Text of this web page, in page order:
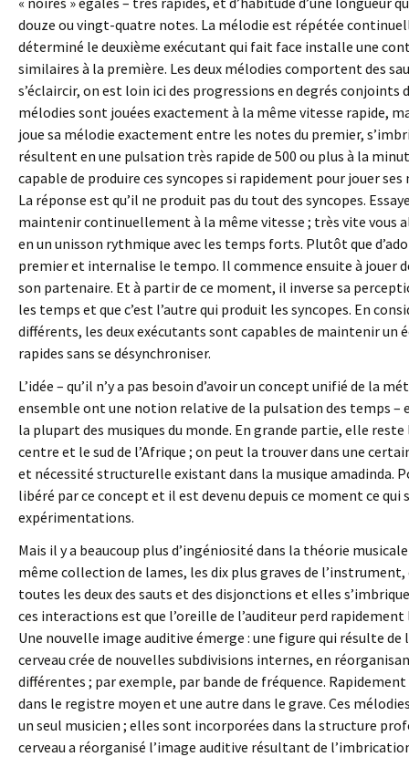
douze ou vingt-quatre notes. La mélodie est répétée
déterminé le deuxième exécutant qui fait face installe une
similaires à la première. Les deux mélodies comportent des
s’éclaircir, on est loin ici des progressions en degrés conjoints
mélodies sont jouées exactement à la même vitesse rapide,
joue sa mélodie exactement entre les notes du premier,
résultent en une pulsation très rapide de 500 ou plus à la
capable de produire ces syncopes si rapidement pour jouer
La réponse est qu’il ne produit pas du tout des syncopes.
maintenir continuellement à la même vitesse ; très vite vous
en un unisson rythmique avec les temps forts. Plutôt que
premier et internalise le tempo. Il commence ensuite à jouer
son partenaire. Et à partir de ce moment, il inverse sa
les temps et que c’est l’autre qui produit les syncopes. En
différents, les deux exécutants sont capables de maintenir
rapides sans se désynchroniser.
L’idée – qu’il n’y a pas besoin d’avoir un concept unifié de la
ensemble ont une notion relative de la pulsation des temps
la plupart des musiques du monde. En grande partie, elle
centre et le sud de l’Afrique ; on peut la trouver dans une
et nécessité structurelle existant dans la musique amadinda.
libéré par ce concept et il est devenu depuis ce moment ce qui
expérimentations.
Mais il y a beaucoup plus d’ingéniosité dans la théorie
même collection de lames, les dix plus graves de
toutes les deux des sauts et des disjonctions et elles
ces interactions est que l’oreille de l’auditeur perd
Une nouvelle image auditive émerge : une figure qui résulte
cerveau crée de nouvelles subdivisions internes, en
différentes ; par exemple, par bande de fréquence.
dans le registre moyen et une autre dans le grave. Ces
un seul musicien ; elles sont incorporées dans la structure
cerveau a réorganisé l’image auditive résultant de